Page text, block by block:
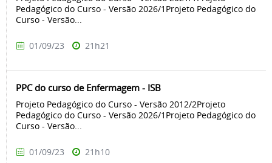
Pedagógico do Curso - Versão 2026/1Projeto Pedagógico do
Curso - Versão...
01/09/23 21h21
PPC do curso de Enfermagem - ISB
Projeto Pedagógico do Curso - Versão 2012/2Projeto
Pedagógico do Curso - Versão 2026/1Projeto Pedagógico do
Curso - Versão...
01/09/23 21h10